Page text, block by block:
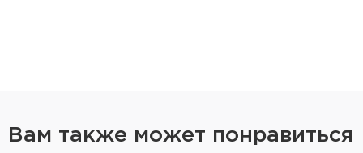
Вам также может понравиться